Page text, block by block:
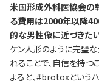
米国形成外科医協会の
る費用は2000年以降
的な男性像に近づきた
ケン人形のように完璧
れることで、自信を持つ
よると、#brotoxという